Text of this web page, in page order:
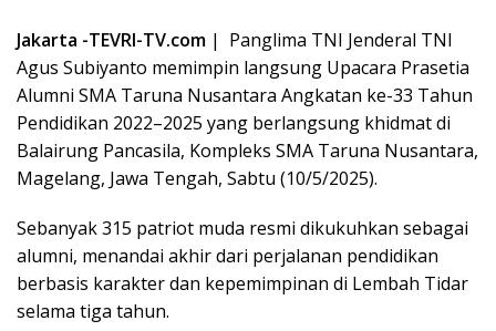
Jakarta -TEVRI-TV.com | Panglima TNI Jenderal TNI
Agus Subiyanto memimpin langsung Upacara Prasetia
Alumni SMA Taruna Nusantara Angkatan ke-33 Tahun
Pendidikan 2022–2025 yang berlangsung khidmat di
Balairung Pancasila, Kompleks SMA Taruna Nusantara,
Magelang, Jawa Tengah, Sabtu (10/5/2025).
Sebanyak 315 patriot muda resmi dikukuhkan sebagai
alumni, menandai akhir dari perjalanan pendidikan
berbasis karakter dan kepemimpinan di Lembah Tidar
selama tiga tahun.